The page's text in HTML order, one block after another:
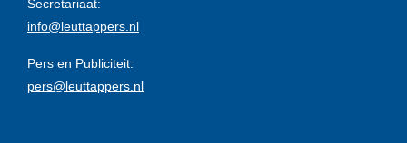
Secretariaat:
info@leuttappers.nl
Pers en Publiciteit:
pers@leuttappers.nl